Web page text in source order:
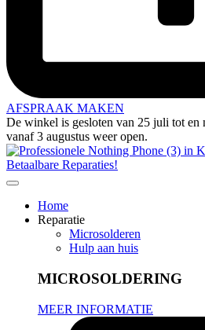
AFSPRAAK MAKEN
De winkel is gesloten van 25 juli tot en
vanaf 3 augustus weer open.
Home
Reparatie
Microsolderen
Hulp aan huis
MICROSOLDERING
MEER INFORMATIE